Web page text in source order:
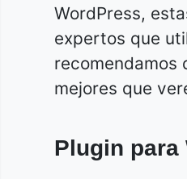
WordPress,
expertos que
recomendamos
mejores que
Plugin para